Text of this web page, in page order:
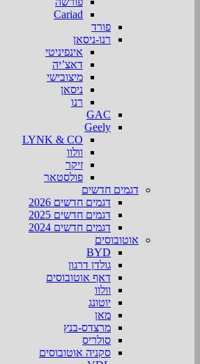
Cariad
פורד
רנו-ניסאן
אינפיניטי
דאצ’יה
מיצובישי
ניסאן
רנו
GAC
Geely
LYNK & CO
וולוו
זיקר
פולסטאר
דגמים חדשים
דגמים חדשים 2026
דגמים חדשים 2025
דגמים חדשים 2024
אוטובוסים
BYD
גולדן דרגון
דאף אוטובוסים
וולוו
יוטונג
מאן
מרצדס-בנץ
סולריס
סקניה אוטובוסים